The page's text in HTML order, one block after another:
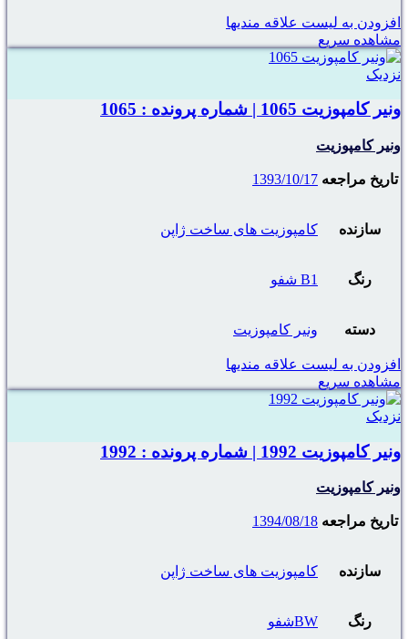
افزودن به لیست علاقه مندیها
مشاهده سریع
نزدیک
ونیر کامپوزیت 1065 | شماره پرونده : 1065
ونیر کامپوزیت
تاریخ مراجعه 1393/10/17
سازنده کامپوزیت های ساخت ژاپن
رنگ B1 شفو
دسته ونیر کامپوزیت
افزودن به لیست علاقه مندیها
مشاهده سریع
نزدیک
ونیر کامپوزیت 1992 | شماره پرونده : 1992
ونیر کامپوزیت
تاریخ مراجعه 1394/08/18
سازنده کامپوزیت های ساخت ژاپن
رنگ BWشفو